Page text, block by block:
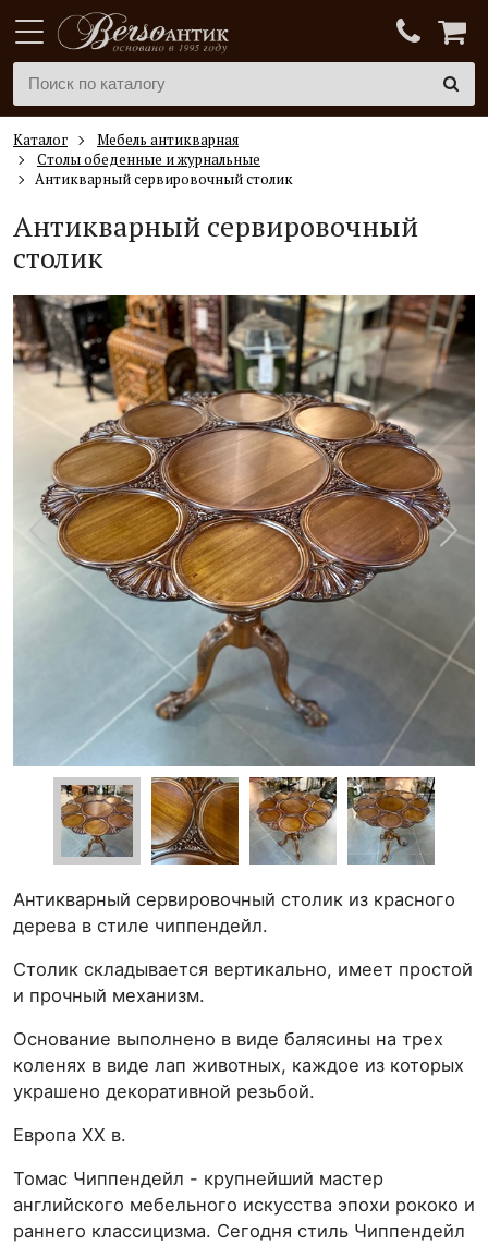
Каталог
Мебель антикварная
Столы обеденные и журнальные
Антикварный сервировочный столик
Антикварный сервировочный
столик
Антикварный сервировочный столик из красного
дерева в стиле чиппендейл.
Столик складывается вертикально, имеет простой
и прочный механизм.
Основание выполнено в виде балясины на трех
коленях в виде лап животных, каждое из которых
украшено декоративной резьбой.
Европа XX в.
Томас Чиппендейл - крупнейший мастер
английского мебельного искусства эпохи рококо и
раннего классицизма. Сегодня стиль Чиппендейл